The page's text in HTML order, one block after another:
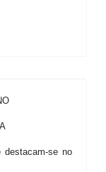
destacam-se no